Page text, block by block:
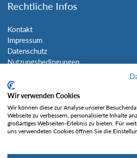
Rechtliche Infos
Kontakt
Impressum
Datenschutz
Nutzungsbedingungen
Social Media
Wir verwenden Cookies
Wir können diese zur Analyse unserer
Webseite zu verbessern, personalisierte Inhalte
großartiges Webseiten-Erlebnis zu bieten. Für
uns verwendeten Cookies öffnen Sie die